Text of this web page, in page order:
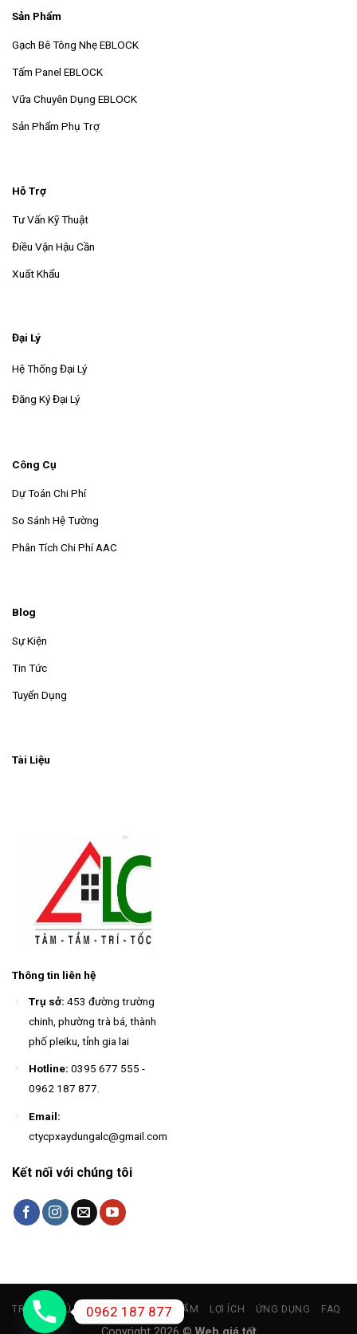
Sản Phẩm
Gạch Bê Tông Nhẹ EBLOCK
Tấm Panel EBLOCK
Vữa Chuyên Dụng EBLOCK
Sản Phẩm Phụ Trợ
Hỗ Trợ
Tư Vấn Kỹ Thuật
Điều Vận Hậu Cần
Xuất Khẩu
Đại Lý
Hệ Thống Đại Lý
Đăng Ký Đại Lý
Công Cụ
Dự Toán Chi Phí
So Sánh Hệ Tường
Phân Tích Chi Phí AAC
Blog
Sự Kiện
Tin Tức
Tuyển Dụng
Tài Liệu
Thông tin liên hệ
Trụ sở: 453 đường trường
chinh, phường trà bá, thành
phố pleiku, tỉnh gia lai
Hotline: 0395 677 555 -
0962 187 877.
Email:
ctycpxaydungalc@gmail.com
Kết nối với chúng tôi
TRANG CHỦ GIỚI THIỆU SẢN PHẨM LỢI ÍCH ỨNG DỤNG FAQ
0962 187 877